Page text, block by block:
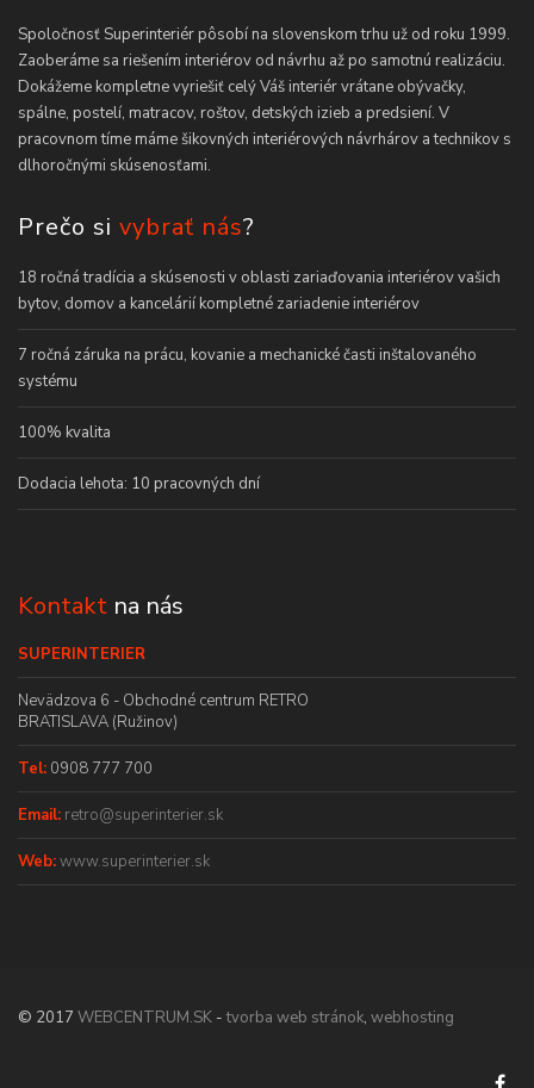
Spoločnosť Superinteriér pôsobí na slovenskom trhu už od roku 1999.
Zaoberáme sa riešením interiérov od návrhu až po samotnú realizáciu.
Dokážeme kompletne vyriešiť celý Váš interiér vrátane obývačky,
spálne, postelí, matracov, roštov, detských izieb a predsiení. V
pracovnom tíme máme šikovných interiérových návrhárov a technikov s
dlhoročnými skúsenosťami.
Prečo si vybrať nás?
18 ročná tradícia a skúsenosti v oblasti zariaďovania interiérov vašich
bytov, domov a kancelárií kompletné zariadenie interiérov
7 ročná záruka na prácu, kovanie a mechanické časti inštalovaného
systému
100% kvalita
Dodacia lehota: 10 pracovných dní
Kontakt na nás
SUPERINTERIER
Nevädzova 6 - Obchodné centrum RETRO
BRATISLAVA (Ružinov)
Tel: 0908 777 700
Email: retro@superinterier.sk
Web:www.superinterier.sk
© 2017 WEBCENTRUM.SK -tvorba web stránok, webhosting